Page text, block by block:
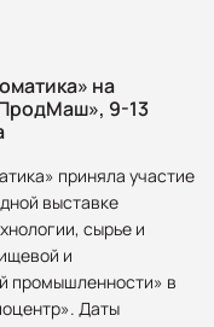
на
9-13
приняла участие
выставке
сырье и
и
промышленности» в
Даты